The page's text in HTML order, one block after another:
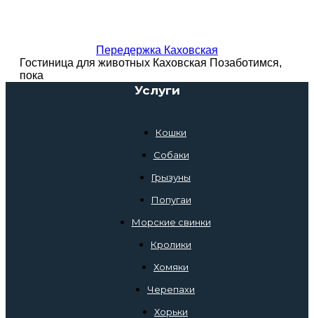
Передержка Каховская
Гостиница для животных Каховская Позаботимся,
пока
Услуги
Кошки
Собаки
Грызуны
Попугаи
Морские свинки
Кролики
Хомяки
Черепахи
Хорьки